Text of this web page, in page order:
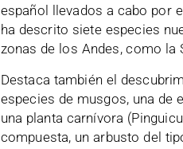
español llevados a cabo por
ha descrito siete especies
zonas de los Andes, como la
Destaca también el
especies de musgos, una de
una planta carnívora
compuesta, un arbusto del